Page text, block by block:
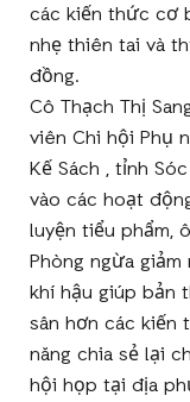
các kiến thức cơ
nhẹ thiên tai và
đồng.
Cô Thạch Thị
viên Chi hội Phụ
Kế Sách , tỉnh
vào các hoạt
luyện tiểu phẩm,
Phòng ngừa
khí hậu giúp bản
sân hơn các
năng chia sẻ lại
hội họp tại địa